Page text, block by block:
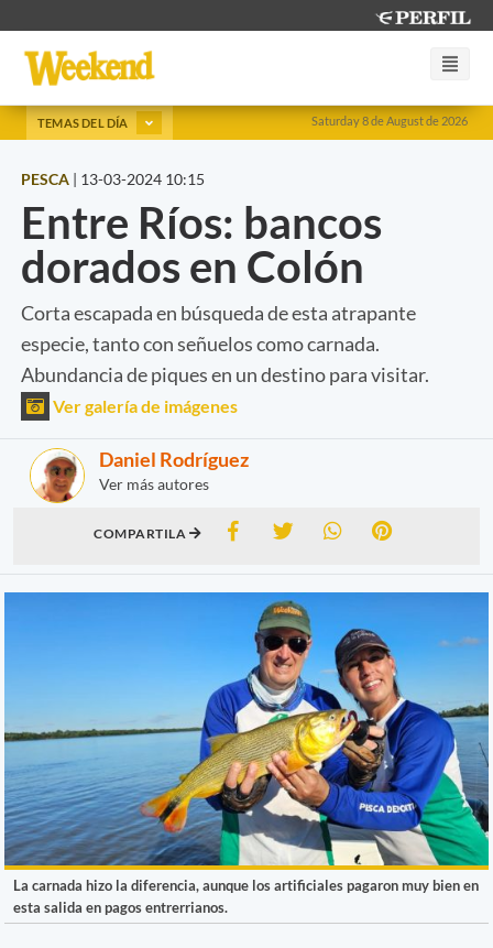
Saturday 8 de August de 2026
TEMAS DEL DÍA
PESCA | 13-03-2024 10:15
Entre Ríos: bancos
dorados en Colón
Corta escapada en búsqueda de esta atrapante
especie, tanto con señuelos como carnada.
Abundancia de piques en un destino para visitar.
Ver galería de imágenes
Daniel Rodríguez
Ver más autores
COMPARTILA
La carnada hizo la diferencia, aunque los artificiales pagaron muy bien en
esta salida en pagos entrerrianos.